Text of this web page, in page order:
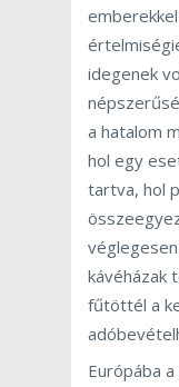
idegenek
a hatalom
hol egy
tartva, hol
kávéházak
fűtöttél a
Európába